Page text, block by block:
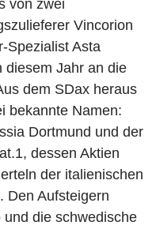
von zwei
Vincorion
Spezialist Asta
diesem Jahr an die
dem SDax heraus
bekannte Namen:
Dortmund und der
dessen Aktien
der italienischen
Den Aufsteigern
die schwedische